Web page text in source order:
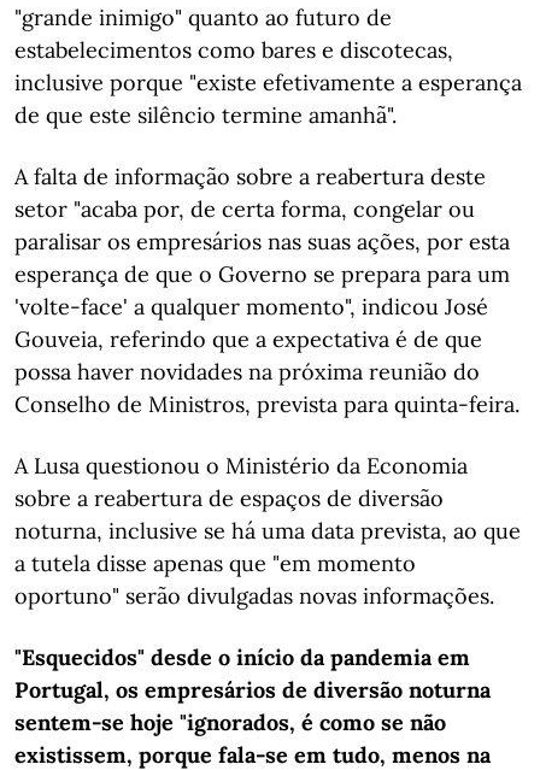
"grande inimigo" quanto ao futuro de
estabelecimentos como bares e discotecas,
inclusive porque "existe efetivamente a esperança
de que este silêncio termine amanhã".
A falta de informação sobre a reabertura deste
setor "acaba por, de certa forma, congelar ou
paralisar os empresários nas suas ações, por esta
esperança de que o Governo se prepara para um
'volte-face' a qualquer momento", indicou José
Gouveia, referindo que a expectativa é de que
possa haver novidades na próxima reunião do
Conselho de Ministros, prevista para quinta-feira.
A Lusa questionou o Ministério da Economia
sobre a reabertura de espaços de diversão
noturna, inclusive se há uma data prevista, ao que
a tutela disse apenas que "em momento
oportuno" serão divulgadas novas informações.
"Esquecidos" desde o início da pandemia em
Portugal, os empresários de diversão noturna
sentem-se hoje "ignorados, é como se não
existissem, porque fala-se em tudo, menos na